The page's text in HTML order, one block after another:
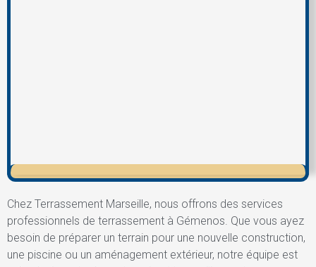
Chez Terrassement Marseille, nous offrons des services
professionnels de terrassement à Gémenos. Que vous ayez
besoin de préparer un terrain pour une nouvelle construction,
une piscine ou un aménagement extérieur, notre équipe est